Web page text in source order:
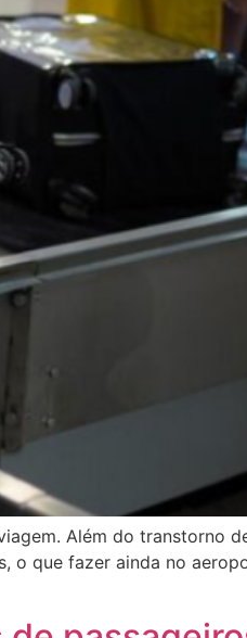
Além do transtorno
o que fazer ainda no